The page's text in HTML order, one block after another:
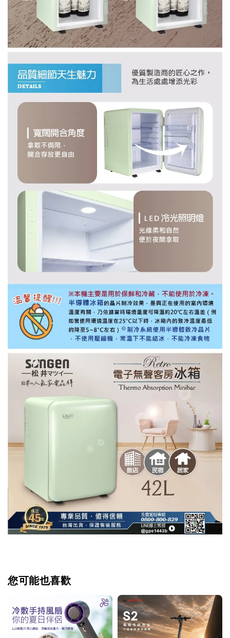
您可能也喜歡